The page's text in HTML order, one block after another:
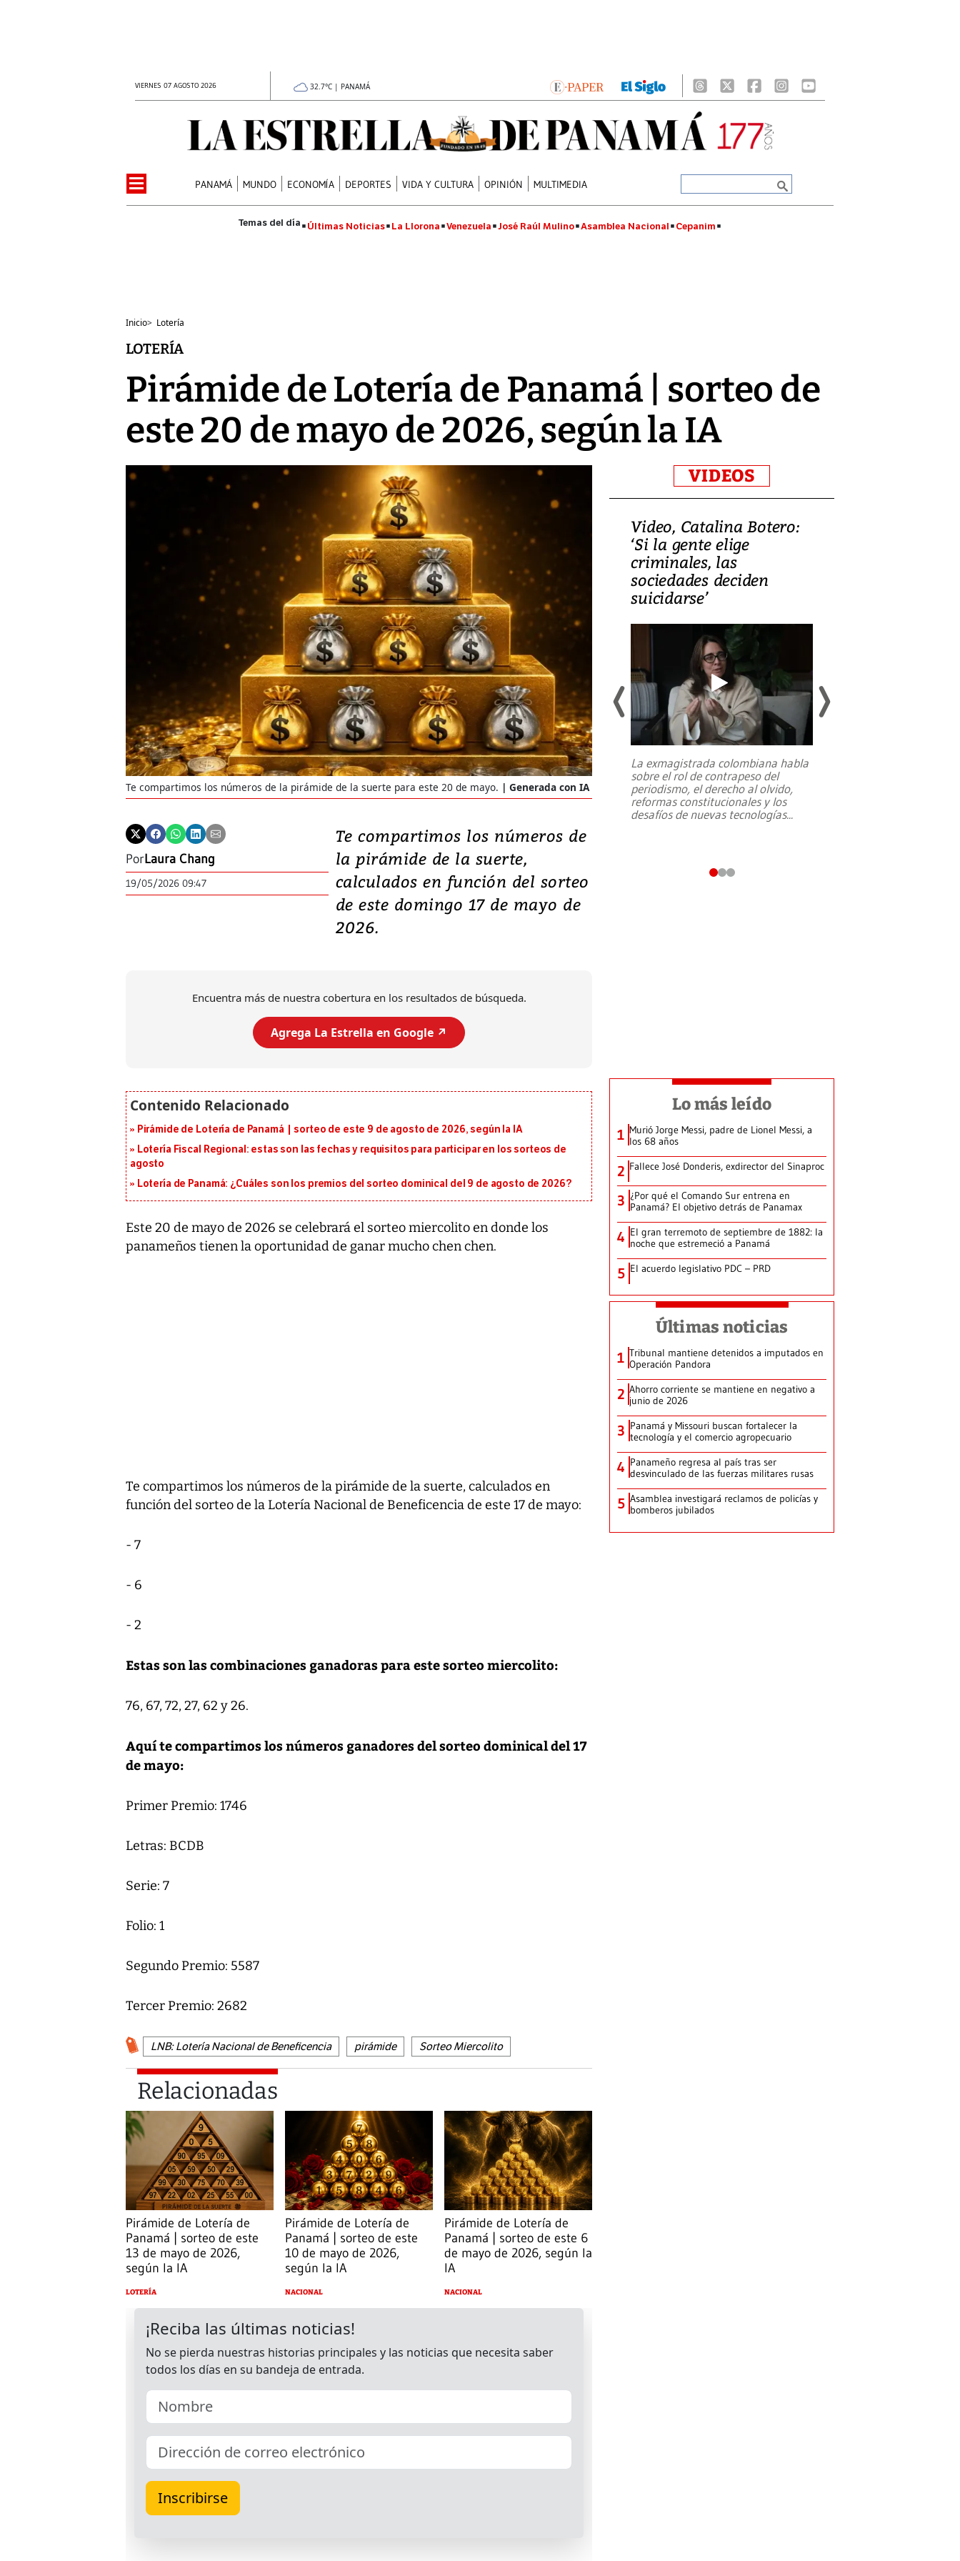
VIERNES 07 AGOSTO 2026 32.7°C | PANAMÁ
PANAMÁ MUNDO ECONOMÍA DEPORTES VIDA Y CULTURA OPINIÓN MULTIMEDIA
Últimas Noticias La Llorona Venezuela José Raúl Mulino Asamblea Nacional Cepanim
Inicio> Lotería
LOTERÍA
Pirámide de Lotería de Panamá | sorteo de
este 20 de mayo de 2026, según la IA
Te compartimos los números de la pirámide de la suerte para este 20 de mayo. Generada con IA
PorLaura Chang
19/05/2026 09:47
Te compartimos los números de
la pirámide de la suerte,
calculados en función del sorteo
de este domingo 17 de mayo de
2026.
Encuentra más de nuestra cobertura en los resultados de búsqueda.
Agrega La Estrella en Google ↗️
Pirámide de Lotería de Panamá | sorteo de este 9 de agosto de 2026, según la IA
Lotería Fiscal Regional: estas son las fechas y requisitos para participar en los sorteos de
agosto
Lotería de Panamá: ¿Cuáles son los premios del sorteo dominical del 9 de agosto de 2026?
Este 20 de mayo de 2026 se celebrará el sorteo miercolito en donde los
panameños tienen la oportunidad de ganar mucho chen chen.
Te compartimos los números de la pirámide de la suerte, calculados en
función del sorteo de la Lotería Nacional de Beneficencia de este 17 de mayo:
- 7
- 6
- 2
Estas son las combinaciones ganadoras para este sorteo miercolito:
76, 67, 72, 27, 62 y 26.
Aquí te compartimos los números ganadores del sorteo dominical del 17
de mayo:
Primer Premio: 1746
Letras: BCDB
Serie: 7
Folio: 1
Segundo Premio: 5587
Tercer Premio: 2682
LNB: Lotería Nacional de Beneficencia pirámide Sorteo Miercolito
Relacionadas
Pirámide de Lotería de
Panamá | sorteo de este
13 de mayo de 2026,
según la IA
LOTERÍA
Pirámide de Lotería de
Panamá | sorteo de este
10 de mayo de 2026,
según la IA
NACIONAL
Pirámide de Lotería de
Panamá | sorteo de este 6
de mayo de 2026, según la
IA
NACIONAL
VIDEOS
Video, Japón: Terremoto
deja heridos y graves
daños en Kumamoto
Un fuerte terremoto de magnitud
7,1 se registró este martes 28 de
julio en la prefectura de Kumamoto,
al sur de Japón, provocando una
emergencia de gran...
Video, Catalina Botero:
‘Si la gente elige
criminales, las
sociedades deciden
suicidarse’
La exmagistrada colombiana habla
sobre el rol de contrapeso del
periodismo, el derecho al olvido,
reformas constitucionales y los
desafíos de nuevas tecnologías...
Lo más leído
1 Murió Jorge Messi, padre de Lionel Messi, a
los 68 años
2 Fallece José Donderis, exdirector del Sinaproc
3 ¿Por qué el Comando Sur entrena en
Panamá? El objetivo detrás de Panamax
4 El gran terremoto de septiembre de 1882: la
noche que estremeció a Panamá
5 El acuerdo legislativo PDC – PRD
Últimas noticias
1 Tribunal mantiene detenidos a imputados en
Operación Pandora
2 Ahorro corriente se mantiene en negativo a
junio de 2026
3 Panamá y Missouri buscan fortalecer la
tecnología y el comercio agropecuario
4 Panameño regresa al país tras ser
desvinculado de las fuerzas militares rusas
5 Asamblea investigará reclamos de policías y
bomberos jubilados